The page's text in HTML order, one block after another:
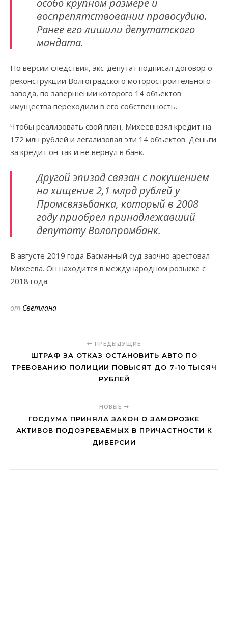
особо крупном размере и
воспрепятствовании правосудию.
Ранее его лишили депутатского
мандата.
По версии следствия, экс-депутат подписал договор о
реконструкции Волгоградского моторостроительного
завода, по завершении которого 14 объектов
имущества переходили в его собственность.
Чтобы реализовать свой план, Михеев взял кредит на
172 млн рублей и легализовал эти 14 объектов. Деньги
за кредит он так и не вернул в банк.
Другой эпизод связан с покушением
на хищение 2,1 млрд рублей у
Промсвязьбанка, который в 2008
году приобрел принадлежавший
депутату Волопромбанк.
В августе 2019 года Басманный суд заочно арестовал
Михеева. Он находится в международном розыске с
2018 года.
от Светлана
ПРЕДЫДУЩИЕ
ШТРАФ ЗА ОТКАЗ ОСТАНОВИТЬ АВТО ПО
ТРЕБОВАНИЮ ПОЛИЦИИ ПОВЫСЯТ ДО 7-10 ТЫСЯЧ
РУБЛЕЙ
НОВЫЕ
ГОСДУМА ПРИНЯЛА ЗАКОН О ЗАМОРОЗКЕ
АКТИВОВ ПОДОЗРЕВАЕМЫХ В ПРИЧАСТНОСТИ К
ДИВЕРСИИ